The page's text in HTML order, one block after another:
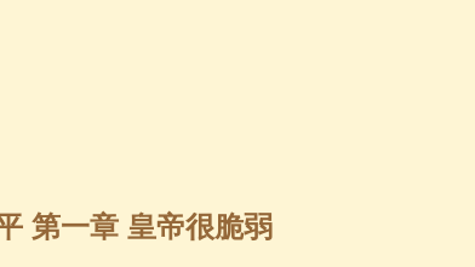
第一章 皇帝很脆弱